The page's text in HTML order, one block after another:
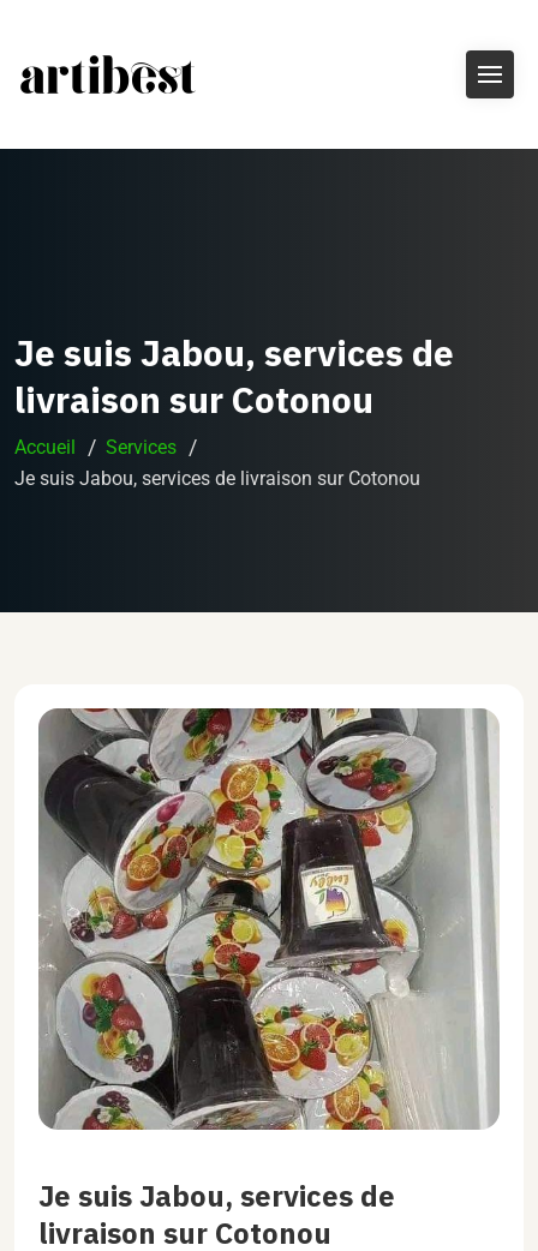
Je suis Jabou, services de
livraison sur Cotonou
Accueil
Services
Je suis Jabou, services de livraison sur Cotonou
Je suis Jabou, services de
livraison sur Cotonou